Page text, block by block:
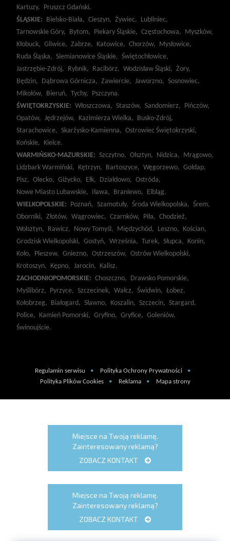
Kartuzy, Pruszcz Gdański.
ŚLĄSKIE: Bielsko-Biała, Cieszyn, Żywiec, Lubliniec,
Tarnowskie Góry, Bytom, Piekary Śląskie, Częstochowa, Myszków,
Kłobuck, Gliwice, Zabrze, Katowice, Chorzów, Mysłowice,
Ruda Śląska, Siemianowice Śląskie, Świętochłowice,
Jastrzębie-Zdrój, Rybnik, Racibórz, Wodzisław Śląski, Żory,
Będzin, Dąbrowa Górnicza, Zawiercie, Jaworzno, Sosnowiec,
Mikołów, Bieruń, Tychy, Pszczyna.
ŚWIĘTOKRZYSKIE: Włoszczowa, Staszów, Sandomierz, Pińczów,
Opatów, Jędrzejów, Kazimierza Wielka, Busko-Zdrój,
Starachowice, Skarżysko-Kamienna, Ostrowiec Świętokrzyski,
Końskie, Kielce.
WARMIŃSKO-MAZURSKIE: Szczytno, Olsztyn, Nidzica, Mrągowo,
Lidzbark Warmiński, Kętrzyn, Bartoszyce, Węgorzewo, Gołdap,
Pisz, Olecko, Giżycko, Ełk, Działdowo, Ostróda,
Nowe Miasto Lubawskie, Iława, Braniewo, Elbląg.
WIELKOPOLSKIE: Poznań, Szamotuły, Środa Wielkopolska, Śrem,
Oborniki, Złotów, Wągrowiec, Czarnków, Piła, Chodzież,
Wolsztyn, Rawicz, Nowy Tomyśl, Międzychód, Leszno, Kościan,
Grodzisk Wielkopolski, Gostyń, Września, Turek, Słupca, Konin,
Koło, Pleszew, Gniezno, Ostrzeszów, Ostrów Wielkopolski,
Krotoszyn, Kępno, Jarocin, Kalisz.
ZACHODNIOPOMORSKIE: Choszczno, Drawsko Pomorskie,
Myślibórz, Pyrzyce, Szczecinek, Wałcz, Świdwin, Łobez,
Kołobrzeg, Białogard, Sławno, Koszalin, Szczecin, Stargard,
Police, Kamień Pomorski, Gryfino, Gryfice, Goleniów,
Świnoujście.
Regulamin serwisu
Polityka Ochrony Prywatności
Polityka Plików Cookies
Reklama Mapa strony
Miejsce na Twoją reklamę.
Zainteresowany reklamą?
ZOBACZ KONTAKT
Miejsce na Twoją reklamę.
Zainteresowany reklamą?
ZOBACZ KONTAKT